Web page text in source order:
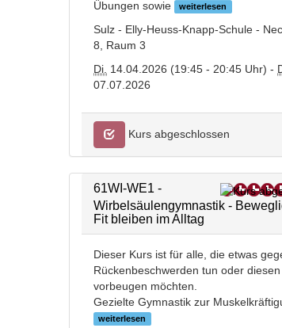
Übungen sowie
weiterlesen
Sulz - Elly-Heuss-Knapp-Schule -
8, Raum 3
Di. 14.04.2026 (19:45 - 20:45 Uhr) -
07.07.2026
Kurs abgeschlossen
61WI-WE1 -
Wirbelsäulengymnastik -
Fit bleiben im Alltag
Dieser Kurs ist für alle, die etwas
Rückenbeschwerden tun oder diesen
vorbeugen möchten.
Gezielte Gymnastik zur
weiterlesen